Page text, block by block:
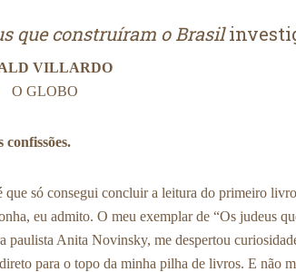
que construíram o Brasil
VILLARDO
O GLOBO
confissões.
que só consegui concluir a leitura do primeiro
eu admito. O meu exemplar de “Os judeus
paulista Anita Novinsky, me despertou
para o topo da minha pilha de livros. E não